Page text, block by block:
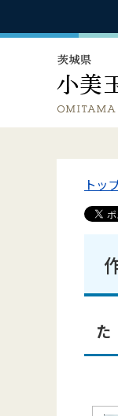
トッ
た